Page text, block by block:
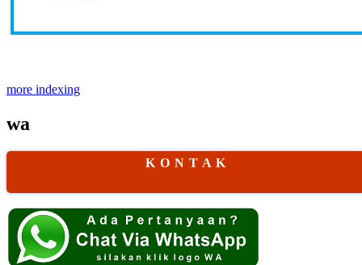
more indexing
wa
K O N T A K